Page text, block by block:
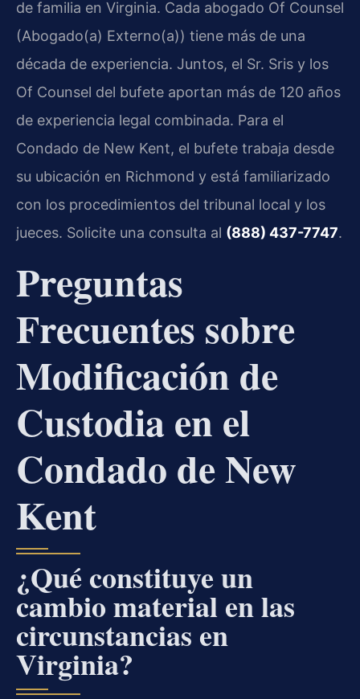
de familia en Virginia. Cada abogado Of Counsel
(Abogado(a) Externo(a)) tiene más de una
década de experiencia. Juntos, el Sr. Sris y los
Of Counsel del bufete aportan más de 120 años
de experiencia legal combinada. Para el
Condado de New Kent, el bufete trabaja desde
su ubicación en Richmond y está familiarizado
con los procedimientos del tribunal local y los
jueces. Solicite una consulta al (888) 437-7747.
Preguntas
Frecuentes sobre
Modificación de
Custodia en el
Condado de New
Kent
¿Qué constituye un
cambio material en las
circunstancias en
Virginia?